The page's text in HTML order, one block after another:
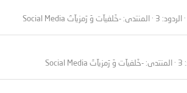
الردود: 3 المنتدى: -خَلفيآت وَ رَمزيآتَ Social Media
المنتدى: -خَلفيآت وَ رَمزيآتَ Social Media